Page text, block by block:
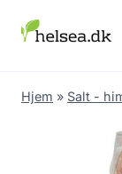
Hjem » Salt -